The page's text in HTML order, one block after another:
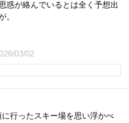
惑が絡んでいるとは全く予想出
。
03/02
に行ったスキー場を思い浮かべ